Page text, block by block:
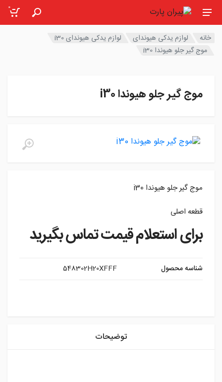
0
خانه لوازم یدکی هیوندای
لوازم یدکی هیوندای i30
موج گیر جلو هیوندا i30
موج گیر جلو هیوندا i30
موج گیر جلو هیوندا i30
قطعه اصلی
برای استعلام قیمت تماس بگیرید
شناسه محصول 548302H20XFFF
توضیحات